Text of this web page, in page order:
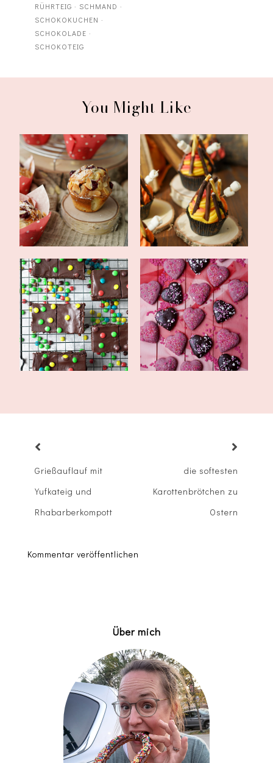
RÜHRTEIG · SCHMAND ·
SCHOKOKUCHEN ·
SCHOKOLADE ·
SCHOKOTEIG
You Might Like
einfache Mandel-Kirsch-
Muffins
Lagerfeuer Cupcakes -
Schokofrostin...
Cosmic-Brownies mit mini
M&Ms
gefüllte Herzen mit
Kirschmarmelade...
Grießauflauf mit
Yufkateig und
Rhabarberkompott
die softesten
Karottenbrötchen zu
Ostern
Kommentar veröffentlichen
Über mich